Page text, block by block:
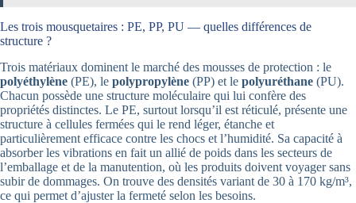
Les trois mousquetaires : PE, PP, PU — quelles différences de
structure ?
Trois matériaux dominent le marché des mousses de protection : le
polyéthylène (PE), le polypropylène (PP) et le polyuréthane (PU).
Chacun possède une structure moléculaire qui lui confère des
propriétés distinctes. Le PE, surtout lorsqu’il est réticulé, présente une
structure à cellules fermées qui le rend léger, étanche et
particulièrement efficace contre les chocs et l’humidité. Sa capacité à
absorber les vibrations en fait un allié de poids dans les secteurs de
l’emballage et de la manutention, où les produits doivent voyager sans
subir de dommages. On trouve des densités variant de 30 à 170 kg/m³,
ce qui permet d’ajuster la fermeté selon les besoins.